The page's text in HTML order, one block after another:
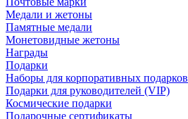
Медали и жетоны
Памятные медали
Монетовидные жетоны
Награды
Подарки
Наборы для корпоративных подарков
Подарки для руководителей (VIP)
Космические подарки
Подарочные сертификаты